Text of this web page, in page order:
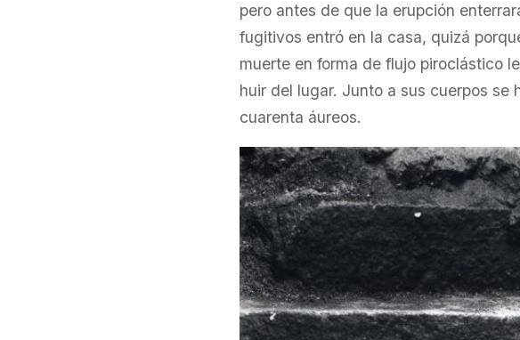
pero antes de que la erupción
fugitivos entró en la casa, quizá
muerte en forma de flujo piroclástico
huir del lugar. Junto a sus cuerpos se
cuarenta áureos.